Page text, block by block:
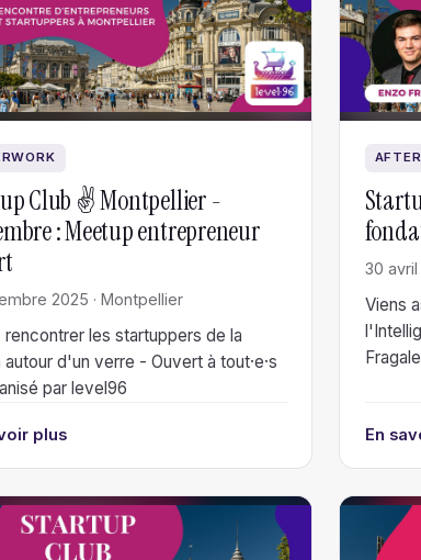
Club ✌️ Montpellier -
: Meetup entrepreneur
2025 · Montpellier
rencontrer les startuppers de la
autour d'un verre - Ouvert à tout·e·s
par level96
plus
30 avril
Viens
En